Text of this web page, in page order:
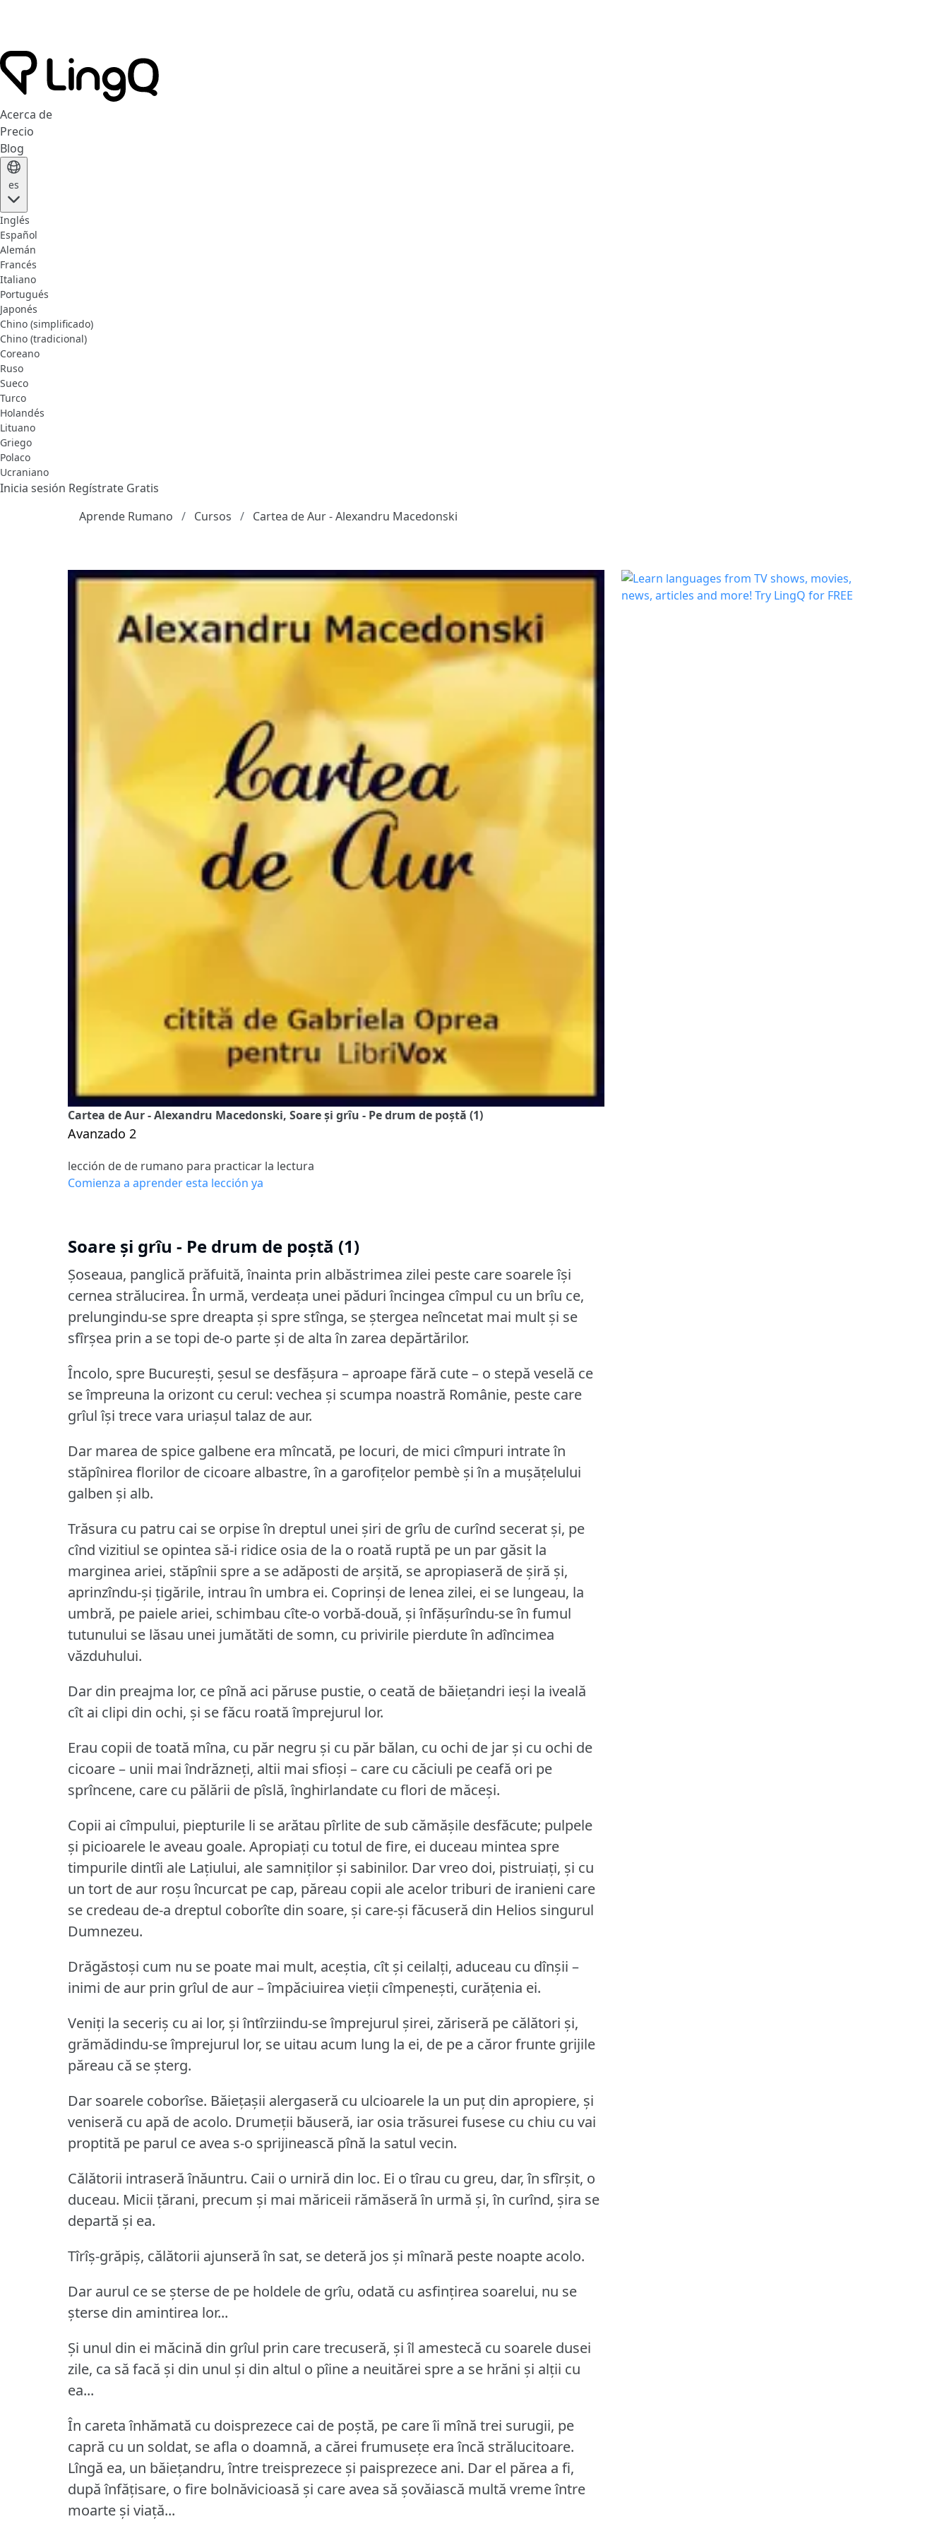
Acerca de
Precio
Blog
es
Inglés
Español
Alemán
Francés
Italiano
Portugués
Japonés
Chino (simplificado)
Chino (tradicional)
Coreano
Ruso
Sueco
Turco
Holandés
Lituano
Griego
Polaco
Ucraniano
Inicia sesión Regístrate Gratis
Aprende Rumano
Cursos Cartea de Aur - Alexandru Macedonski
Cartea de Aur - Alexandru Macedonski, Soare și grîu - Pe drum de poștă (1)
Avanzado 2
lección de de rumano para practicar la lectura
Comienza a aprender esta lección ya
Soare și grîu - Pe drum de poștă (1)
Șoseaua, panglică prăfuită, înainta prin albăstrimea zilei peste care soarele își
cernea strălucirea. În urmă, verdeața unei păduri încingea cîmpul cu un brîu ce,
prelungindu-se spre dreapta și spre stînga, se ștergea neîncetat mai mult și se
sfîrșea prin a se topi de-o parte și de alta în zarea depărtărilor.
Încolo, spre București, șesul se desfășura – aproape fără cute – o stepă veselă ce
se împreuna la orizont cu cerul: vechea și scumpa noastră Românie, peste care
grîul își trece vara uriașul talaz de aur.
Dar marea de spice galbene era mîncată, pe locuri, de mici cîmpuri intrate în
stăpînirea florilor de cicoare albastre, în a garofițelor pembè și în a mușățelului
galben și alb.
Trăsura cu patru cai se orpise în dreptul unei șiri de grîu de curînd secerat și, pe
cînd vizitiul se opintea să-i ridice osia de la o roată ruptă pe un par găsit la
marginea ariei, stăpînii spre a se adăposti de arșită, se apropiaseră de șiră și,
aprinzîndu-și țigările, intrau în umbra ei. Coprinși de lenea zilei, ei se lungeau, la
umbră, pe paiele ariei, schimbau cîte-o vorbă-două, și înfășurîndu-se în fumul
tutunului se lăsau unei jumătăti de somn, cu privirile pierdute în adîncimea
văzduhului.
Dar din preajma lor, ce pînă aci păruse pustie, o ceată de băiețandri ieși la iveală
cît ai clipi din ochi, și se făcu roată împrejurul lor.
Erau copii de toată mîna, cu păr negru și cu păr bălan, cu ochi de jar și cu ochi de
cicoare – unii mai îndrăzneți, altii mai sfioși – care cu căciuli pe ceafă ori pe
sprîncene, care cu pălării de pîslă, înghirlandate cu flori de măceși.
Copii ai cîmpului, piepturile li se arătau pîrlite de sub cămășile desfăcute; pulpele
și picioarele le aveau goale. Apropiați cu totul de fire, ei duceau mintea spre
timpurile dintîi ale Lațiului, ale samniților și sabinilor. Dar vreo doi, pistruiați, și cu
un tort de aur roșu încurcat pe cap, păreau copii ale acelor triburi de iranieni care
se credeau de-a dreptul coborîte din soare, și care-și făcuseră din Helios singurul
Dumnezeu.
Drăgăstoși cum nu se poate mai mult, aceștia, cît și ceilalți, aduceau cu dînșii –
inimi de aur prin grîul de aur – împăciuirea vieții cîmpenești, curățenia ei.
Veniți la seceriș cu ai lor, și întîrziindu-se împrejurul șirei, zăriseră pe călători și,
grămădindu-se împrejurul lor, se uitau acum lung la ei, de pe a căror frunte grijile
păreau că se șterg.
Dar soarele coborîse. Băiețașii alergaseră cu ulcioarele la un puț din apropiere, și
veniseră cu apă de acolo. Drumeții băuseră, iar osia trăsurei fusese cu chiu cu vai
proptită pe parul ce avea s-o sprijinească pînă la satul vecin.
Călătorii intraseră înăuntru. Caii o urniră din loc. Ei o tîrau cu greu, dar, în sfîrșit, o
duceau. Micii țărani, precum și mai măriceii rămăseră în urmă și, în curînd, șira se
departă și ea.
Tîrîș-grăpiș, călătorii ajunseră în sat, se deteră jos și mînară peste noapte acolo.
Dar aurul ce se șterse de pe holdele de grîu, odată cu asfințirea soarelui, nu se
șterse din amintirea lor...
Și unul din ei măcină din grîul prin care trecuseră, și îl amestecă cu soarele dusei
zile, ca să facă și din unul și din altul o pîine a neuitărei spre a se hrăni și alții cu
ea...
În careta înhămată cu doisprezece cai de poștă, pe care îi mînă trei surugii, pe
capră cu un soldat, se afla o doamnă, a cărei frumusețe era încă strălucitoare.
Lîngă ea, un băiețandru, între treisprezece și paisprezece ani. Dar el părea a fi,
după înfățisare, o fire bolnăvicioasă și care avea să șovăiască multă vreme între
moarte și viață...